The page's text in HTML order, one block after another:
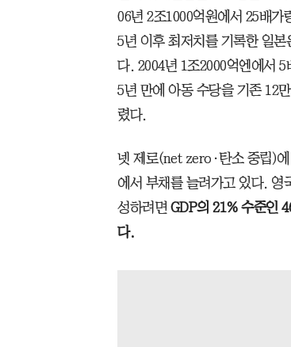
06년 2조1000억원에서 25배가
5년 이후 최저치를 기록한 일
다. 2004년 1조2000억엔에서
5년 만에 아동 수당을 기존 12
렸다.
넷 제로(net zero·탄소 중립)에
에서 부채를 늘려가고 있다. 영
성하려면 GDP의 21% 수준인
다.